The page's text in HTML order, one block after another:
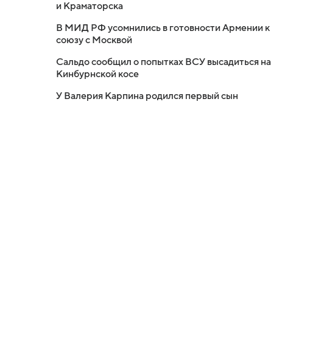
и Краматорска
В МИД РФ усомнились в готовности Армении к
союзу с Москвой
Сальдо сообщил о попытках ВСУ высадиться на
Кинбурнской косе
У Валерия Карпина родился первый сын